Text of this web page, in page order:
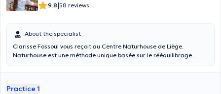
9.8|58 reviews
About the specialist
Clarisse Fossoul vous reçoit au Centre Naturhouse de Liège.
Naturhouse est une méthode unique basée sur le rééquilibrage
plan diététique personnalisé ; - gamme de produits exclusifs à base
Naturhouse s’adresse à : - des personnes qui souhaitent perdre du
Practice 1